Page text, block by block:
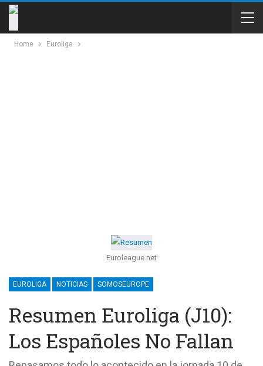
Home Euroliga
Euroleague.net
EUROLIGA NOTICIAS SOMOSEUROPE
Resumen Euroliga (J10):
Los Españoles No Fallan